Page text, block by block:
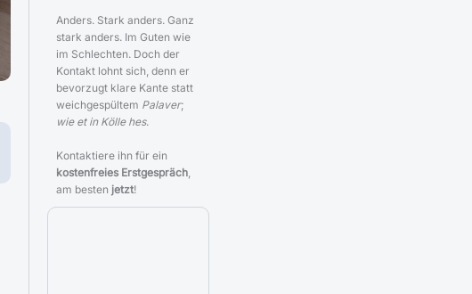
Anders. Stark anders. Ganz
stark anders. Im Guten wie
im Schlechten. Doch der
Kontakt lohnt sich, denn er
bevorzugt klare Kante statt
weichgespültem Palaver;
wie et in Kölle hes.
Kontaktiere ihn für ein
kostenfreies Erstgespräch,
am besten jetzt!